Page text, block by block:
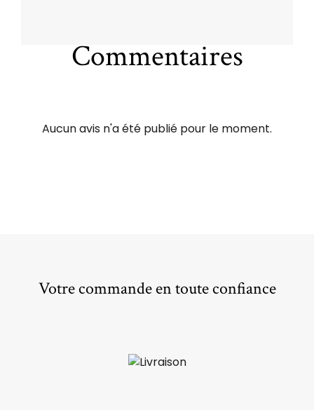
Commentaires
Aucun avis n'a été publié pour le moment.
Votre commande en toute confiance